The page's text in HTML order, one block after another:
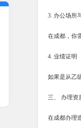
3. 办公场所
在成都，你
4. 业绩证明
如果是从乙
三、 办理资
在成都办理